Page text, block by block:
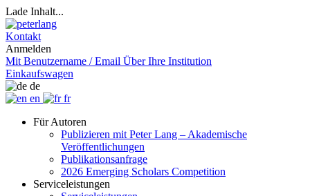
Lade Inhalt...
Kontakt
Anmelden
Mit Benutzername / Email Über Ihre Institution
Einkaufswagen
de
en
fr
Für Autoren
Publizieren mit Peter Lang – Akademische
Veröffentlichungen
Publikationsanfrage
2026 Emerging Scholars Competition
Serviceleistungen